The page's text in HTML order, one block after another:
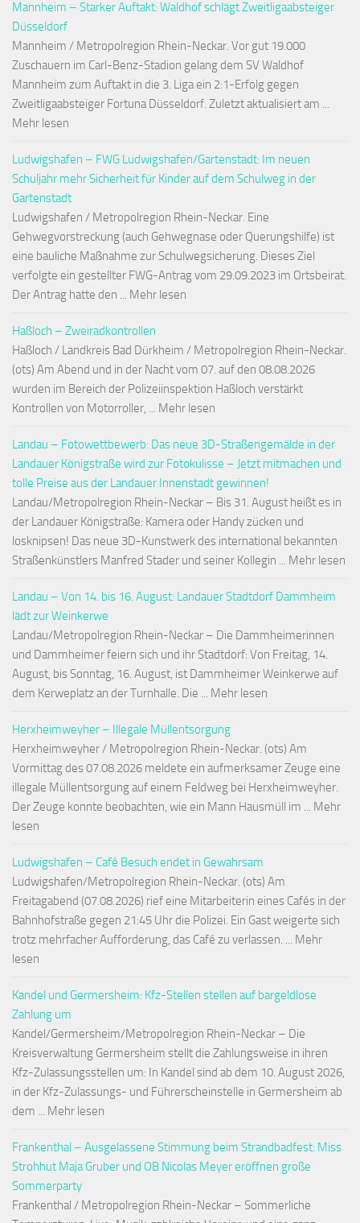
Mannheim – Starker Auftakt: Waldhof schlägt Zweitligaabsteiger
Düsseldorf
Mannheim / Metropolregion Rhein-Neckar. Vor gut 19.000
Zuschauern im Carl-Benz-Stadion gelang dem SV Waldhof
Mannheim zum Auftakt in die 3. Liga ein 2:1-Erfolg gegen
Zweitligaabsteiger Fortuna Düsseldorf. Zuletzt aktualisiert am ...
Mehr lesen
Ludwigshafen – FWG Ludwigshafen/Gartenstadt: Im neuen
Schuljahr mehr Sicherheit für Kinder auf dem Schulweg in der
Gartenstadt
Ludwigshafen / Metropolregion Rhein-Neckar. Eine
Gehwegvorstreckung (auch Gehwegnase oder Querungshilfe) ist
eine bauliche Maßnahme zur Schulwegsicherung. Dieses Ziel
verfolgte ein gestellter FWG-Antrag vom 29.09.2023 im Ortsbeirat.
Der Antrag hatte den ... Mehr lesen
Haßloch – Zweiradkontrollen
Haßloch / Landkreis Bad Dürkheim / Metropolregion Rhein-Neckar.
(ots) Am Abend und in der Nacht vom 07. auf den 08.08.2026
wurden im Bereich der Polizeiinspektion Haßloch verstärkt
Kontrollen von Motorroller, ... Mehr lesen
Landau – Fotowettbewerb: Das neue 3D-Straßengemälde in der
Landauer Königstraße wird zur Fotokulisse – Jetzt mitmachen und
tolle Preise aus der Landauer Innenstadt gewinnen!
Landau/Metropolregion Rhein-Neckar – Bis 31. August heißt es in
der Landauer Königstraße: Kamera oder Handy zücken und
losknipsen! Das neue 3D-Kunstwerk des international bekannten
Straßenkünstlers Manfred Stader und seiner Kollegin ... Mehr lesen
Landau – Von 14. bis 16. August: Landauer Stadtdorf Dammheim
lädt zur Weinkerwe
Landau/Metropolregion Rhein-Neckar – Die Dammheimerinnen
und Dammheimer feiern sich und ihr Stadtdorf: Von Freitag, 14.
August, bis Sonntag, 16. August, ist Dammheimer Weinkerwe auf
dem Kerweplatz an der Turnhalle. Die ... Mehr lesen
Herxheimweyher – Illegale Müllentsorgung
Herxheimweyher / Metropolregion Rhein-Neckar. (ots) Am
Vormittag des 07.08.2026 meldete ein aufmerksamer Zeuge eine
illegale Müllentsorgung auf einem Feldweg bei Herxheimweyher.
Der Zeuge konnte beobachten, wie ein Mann Hausmüll im ... Mehr
lesen
Ludwigshafen – Café Besuch endet in Gewahrsam
Ludwigshafen/Metropolregion Rhein-Neckar. (ots) Am
Freitagabend (07.08.2026) rief eine Mitarbeiterin eines Cafés in der
Bahnhofstraße gegen 21:45 Uhr die Polizei. Ein Gast weigerte sich
trotz mehrfacher Aufforderung, das Café zu verlassen. ... Mehr
lesen
Kandel und Germersheim: Kfz-Stellen stellen auf bargeldlose
Zahlung um
Kandel/Germersheim/Metropolregion Rhein-Neckar – Die
Kreisverwaltung Germersheim stellt die Zahlungsweise in ihren
Kfz-Zulassungsstellen um: In Kandel sind ab dem 10. August 2026,
in der Kfz-Zulassungs- und Führerscheinstelle in Germersheim ab
dem ... Mehr lesen
Frankenthal – Ausgelassene Stimmung beim Strandbadfest: Miss
Strohhut Maja Gruber und OB Nicolas Meyer eröffnen große
Sommerparty
Frankenthal / Metropolregion Rhein-Neckar – Sommerliche